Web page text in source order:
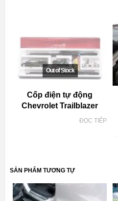
Cốp điện tự động
Chevrolet Trailblazer
ĐỌC TIẾP
SẢN PHẨM TƯƠNG TỰ